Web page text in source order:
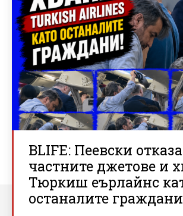
BLIFE: Пеевски отказа
частните джетове и
Тюркиш еърлайнс
останалите граждани